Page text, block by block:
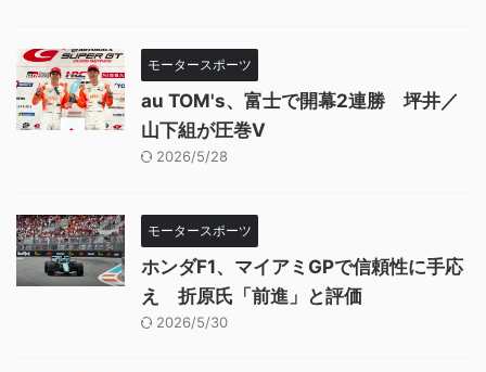
モータースポーツ
au TOM's、富士で開幕2連勝 坪井／
山下組が圧巻V
2026/5/28
モータースポーツ
ホンダF1、マイアミGPで信頼性に手応
え 折原氏「前進」と評価
2026/5/30